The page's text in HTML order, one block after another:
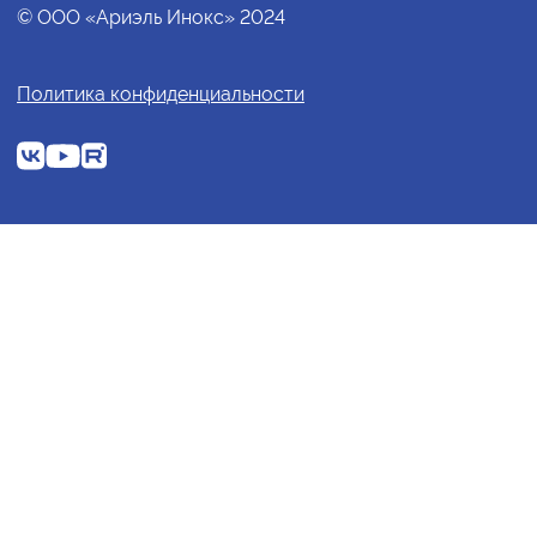
© ООО «Ариэль Инокс» 2024
Политика конфиденциальности